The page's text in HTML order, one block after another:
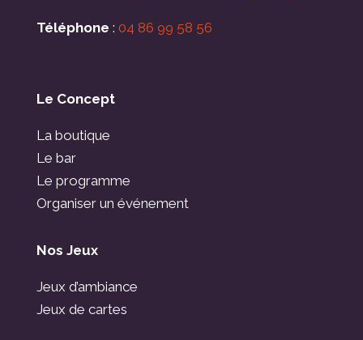
Téléphone : 04 86 99 58 56
Le Concept
La boutique
Le bar
Le programme
Organiser un événement
Nos Jeux
Jeux d’ambiance
Jeux de cartes